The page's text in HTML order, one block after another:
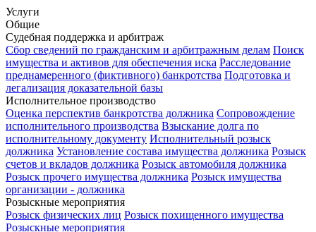
Услуги
Общие
Судебная поддержка и арбитраж
Сбор сведений по гражданским и арбитражным делам Поиск
имущества и активов для обеспечения иска Расследование
преднамеренного (фиктивного) банкротства Подготовка и
легализация доказательной базы
Исполнительное производство
Оценка перспектив банкротства должника Сопровождение
исполнительного производства Взыскание долга по
исполнительному документу Исполнительный розыск
должника Установление состава имущества должника Розыск
счетов и вкладов должника Розыск автомобиля должника
Розыск прочего имущества должника Розыск имущества
организации - должника
Розыскные мероприятия
Розыск физических лиц Розыск похищенного имущества
Розыскные мероприятия